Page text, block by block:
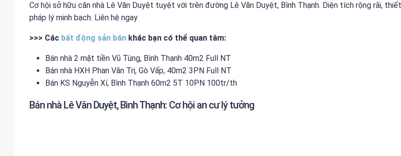
Cơ hội sở hữu căn nhà Lê Văn Duyệt tuyệt vời trên đường Lê Văn Duyệt, Bình Thạnh. Diện tích rộng rãi,
pháp lý minh bạch. Liên hệ ngay
>>> Các bất động sản bán khác bạn có thể quan tâm:
Bán nhà 2 mặt tiền Vũ Tùng, Bình Thạnh 40m2 Full NT
Bán nhà HXH Phan Văn Trị, Gò Vấp, 40m2 3PN Full NT
Bán KS Nguyễn Xí, Bình Thạnh 60m2 5T 10PN 100tr/th
Bán nhà Lê Văn Duyệt, Bình Thạnh: Cơ hội an cư lý tưởng